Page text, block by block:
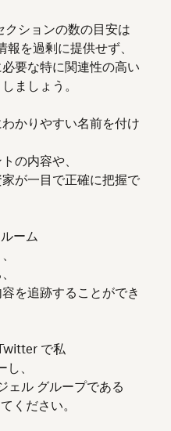
クションの数の目安は
を過剰に提供せず、
要な特に関連性の高い
ましょう。
かりやすい名前を付け
の内容や、
が一目で正確に把握で
ーム
を追跡することができ
で私
、
ェル グループである
ください。